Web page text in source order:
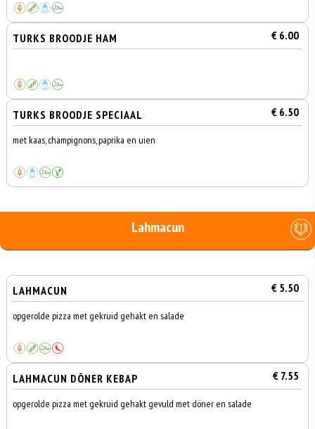
TURKS BROODJE HAM € 6.00
TURKS BROODJE SPECIAAL € 6.50
met kaas, champignons, paprika en uien
Lahmacun
LAHMACUN € 5.50
opgerolde pizza met gekruid gehakt en salade
LAHMACUN DÖNER KEBAP € 7.55
opgerolde pizza met gekruid gehakt gevuld met döner en salade